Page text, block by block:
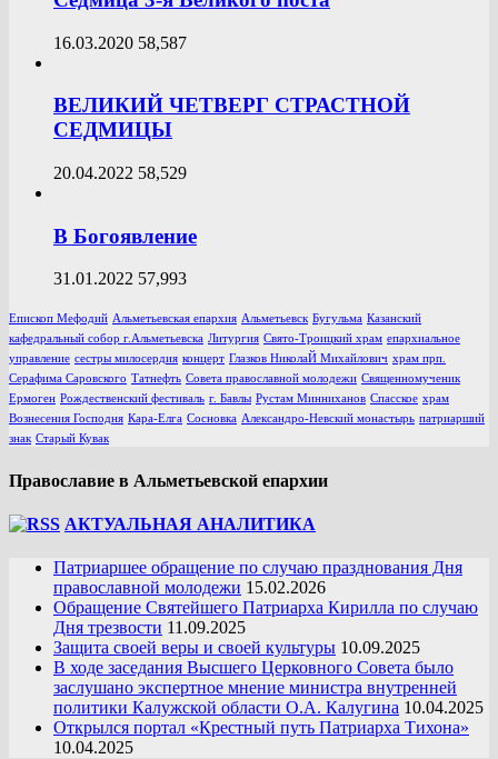
16.03.2020 58,587
ВЕЛИКИЙ ЧЕТВЕРГ СТРАСТНОЙ
СЕДМИЦЫ
20.04.2022 58,529
В Богоявление
31.01.2022 57,993
Епископ Мефодий Альметьевская епархия Альметьевск Бугульма Казанский
кафедральный собор г.Альметьевска Литургия Свято-Троицкий храм епархиальное
управление сестры милосердия концерт Глазков НиколаЙ Михайлович храм прп.
Серафима Саровского Татнефть Совета православной молодежи Священномученик
Ермоген Рождественский фестиваль г. Бавлы Рустам Минниханов Спасское храм
Вознесения Господня Кара-Елга Сосновка Александро-Невский монастырь патриарший
знак Старый Кувак
Православие в Альметьевской епархии
АКТУАЛЬНАЯ АНАЛИТИКА
Патриаршее обращение по случаю празднования Дня
православной молодежи 15.02.2026
Обращение Святейшего Патриарха Кирилла по случаю
Дня трезвости 11.09.2025
Защита своей веры и своей культуры 10.09.2025
В ходе заседания Высшего Церковного Совета было
заслушано экспертное мнение министра внутренней
политики Калужской области О.А. Калугина 10.04.2025
Открылся портал «Крестный путь Патриарха Тихона»
10.04.2025